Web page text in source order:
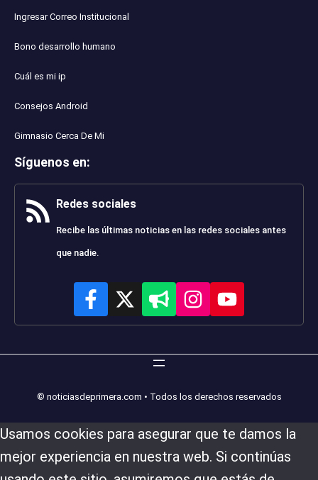
Ingresar Correo Institucional
Bono desarrollo humano
Cuál es mi ip
Consejos Android
Gimnasio Cerca De Mi
Síguenos en:
Redes sociales
Recibe las últimas noticias en las redes sociales antes
que nadie.
© noticiasdeprimera.com • Todos los derechos reservados
Usamos cookies para asegurar que te damos la
mejor experiencia en nuestra web. Si continúas